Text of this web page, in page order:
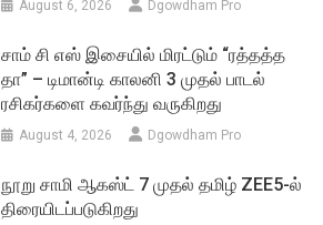
August 6, 2026 Dgowdham Pro
சாம் சி எஸ் இசையில் மிரட்டும் “ரத்தத்த
தா” – டிமான்டி காலனி 3 முதல் பாடல்
ரசிகர்களை கவர்ந்து வருகிறது
August 4, 2026 Dgowdham Pro
நூறு சாமி ஆகஸ்ட் 7 முதல் தமிழ் ZEE5-ல்
திரையிடப்படுகிறது